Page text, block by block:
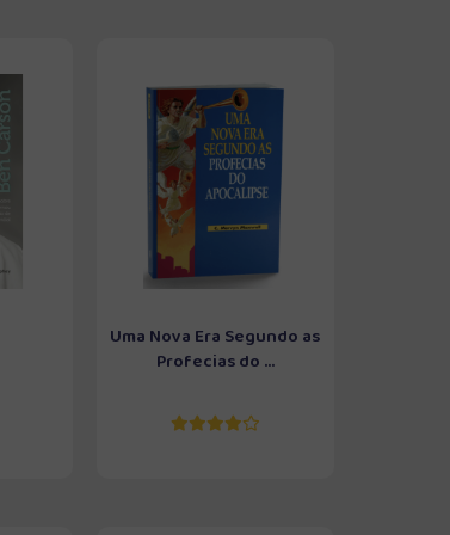
Uma Nova Era Segundo as
Profecias do ...